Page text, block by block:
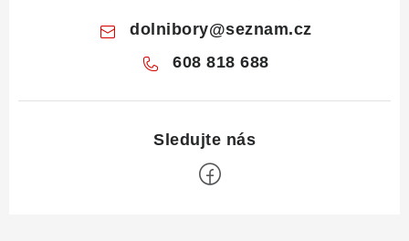
dolnibory@seznam.cz
608 818 688